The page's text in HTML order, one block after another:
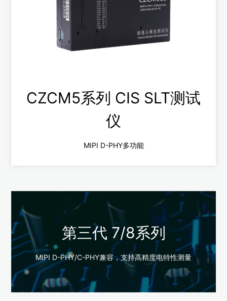
多功能D-PHY，万兆网传输
支持采集模式，ALS模式和异构模式
支持HDMI，USB3.0扩展功能
CZCM5系列 CIS SLT测试
仪
MIPI D-PHY多功能
CZCM5系列
多功能D-PHY，万兆网传输
支持采集模式，ALS模式和异构模式
支持HDMI 4k高清显示，USB3.0扩展功能
第三代 7/8系列
MIPI D-PHY/C-PHY兼容，支持高精度电特性测量